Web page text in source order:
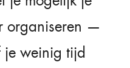
organiseren —
je weinig tijd